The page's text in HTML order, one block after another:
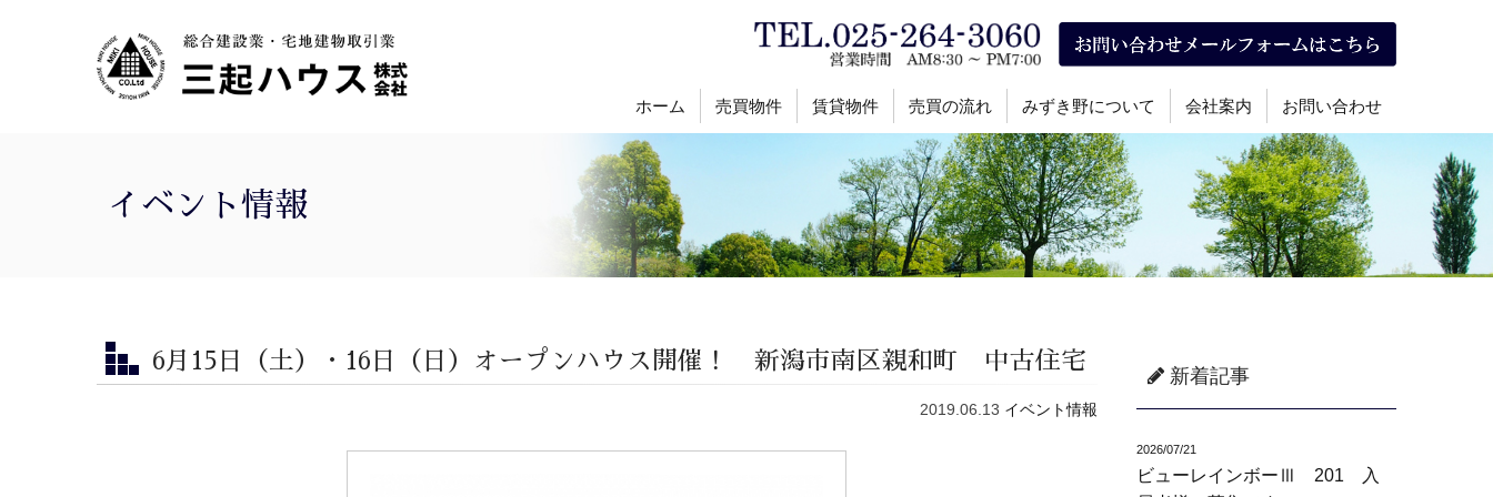
ホーム 売買物件 賃貸物件 売買の流れ みずき野について 会社案内 お問い合わせ
イベント情報
6月15日（土）・16日（日）オープンハウス開催！ 新潟市南区親和町 中古住宅
2019.06.13 イベント情報
新着記事
2026/07/21
ビューレインボーⅢ 201 入